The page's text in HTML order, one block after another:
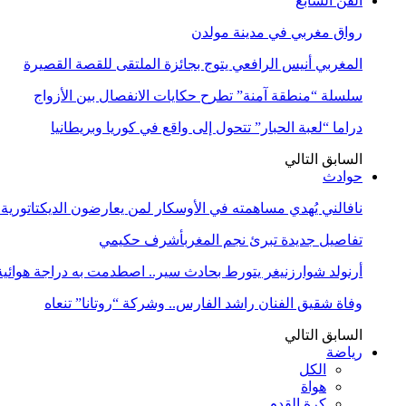
رواق مغربي في مدينة مولدن
المغربي أنيس الرافعي يتوج بجائزة الملتقى للقصة القصيرة
سلسلة “منطقة آمنة” تطرح حكايات الانفصال بين الأزواج
دراما “لعبة الحبار” تتحول إلى واقع في كوريا وبريطانيا
السابق التالي
حوادث
نافالني يُهدي مساهمته في الأوسكار لمن يعارضون
تفاصيل جديدة تبرئ نجم المغربأشرف حكيمي
أرنولد شوارزنيغر يتورط بحادث سير.. اصطدمت به دراجة
وفاة شقيق الفنان راشد الفارس.. وشركة “روتانا” تنعاه
السابق التالي
رياضة
الكل
هواة